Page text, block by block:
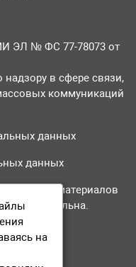
ЭЛ № ФС 77-78073 от
в сфере связи,
коммуникаций
данных
данных
материалов
обязательна.
на